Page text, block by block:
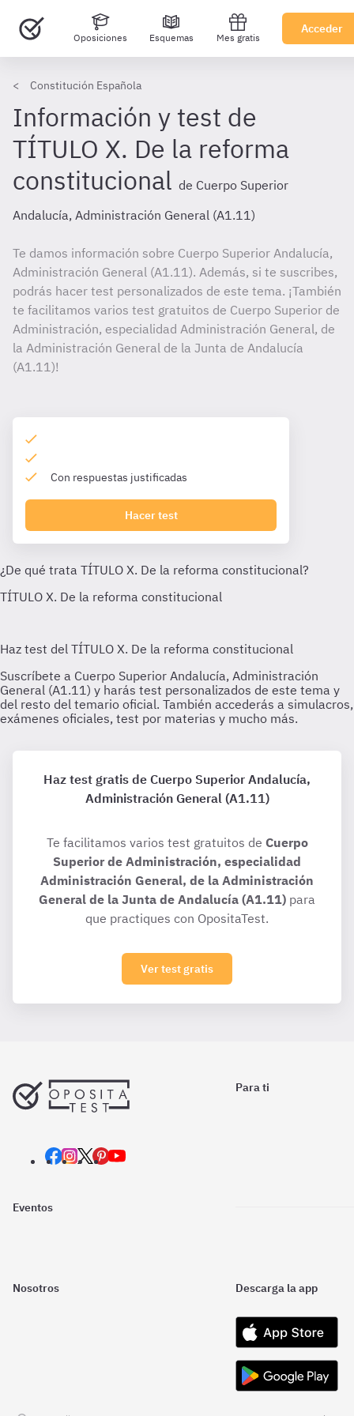
Oposiciones Esquemas Mes gratis
Acceder
Constitución Española
Información y test de
TÍTULO X. De la reforma
constitucional de Cuerpo Superior
Andalucía, Administración General (A1.11)
Te damos información sobre Cuerpo Superior Andalucía,
Administración General (A1.11). Además, si te suscribes,
podrás hacer test personalizados de este tema. ¡También
te facilitamos varios test gratuitos de Cuerpo Superior de
Administración, especialidad Administración General, de
la Administración General de la Junta de Andalucía
(A1.11)!
Con respuestas justificadas
Hacer test
Haz test gratis de Cuerpo Superior Andalucía,
Administración General (A1.11)
Te facilitamos varios test gratuitos de Cuerpo
Superior de Administración, especialidad
Administración General, de la Administración
General de la Junta de Andalucía (A1.11) para
que practiques con OpositaTest.
Ver test gratis
Para ti
Eventos
Nosotros Descarga la app